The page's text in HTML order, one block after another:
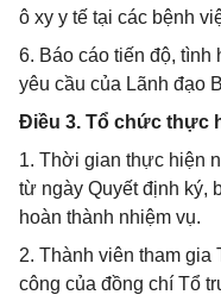
ô xy y tế tại các bệnh
6. Báo cáo tiến độ, tình
yêu cầu của Lãnh đạo
Điều 3. Tổ chức thực
1. Thời gian thực hiện
từ ngày Quyết định ký,
hoàn thành nhiệm vụ.
2. Thành viên tham gia
công của đồng chí Tổ